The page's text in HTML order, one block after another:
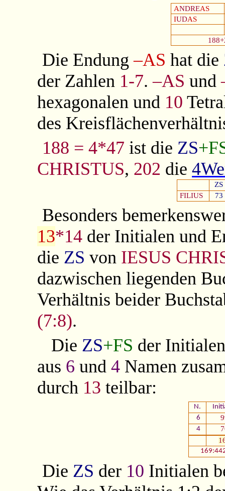
ANDREAS
IUDAS
Die Endung–AS hat die
der Zahlen 1-7.–AS und
hexagonalen und 10
des
188 = 4*47 ist die ZS
CHRISTUS, 202 die
ZS
FILIUS
73
Besonders
13*14 der Initialen und
die ZS von IESUS
dazwischen liegenden
Verhältnis beider
(7:8).
Die ZS+FS der
aus 6 und4 Namen
durch 13 teilbar:
N.
6
4
Die ZS der 10 Initialen